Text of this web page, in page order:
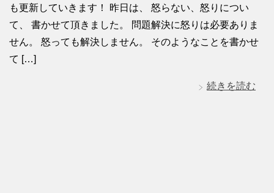
も更新していきます！ 昨日は、 怒らない、怒りについ
て、 書かせて頂きました。 問題解決に怒りは必要ありま
せん。 怒っても解決しません。 そのようなことを書かせ
て […]
続きを読む